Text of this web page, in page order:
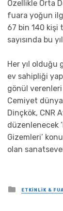
Özellikle Orta
fuara yoğun
67 bin 140 kişi
sayısında bu
Her yıl olduğu
ev sahipliği
gönül
Cemiyet
Dinçkök, CNR
düzenlenecek
Gizemleri’
olan
Posted
in
ETKINLIK &